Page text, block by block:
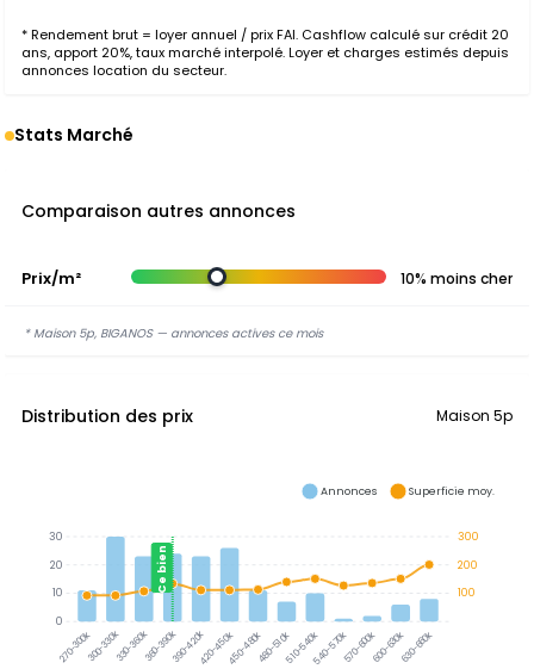
* Rendement brut = loyer annuel / prix FAI. Cashflow calculé sur crédit 20
ans, apport 20%, taux marché interpolé. Loyer et charges estimés depuis
annonces location du secteur.
Stats Marché
Comparaison autres annonces
Prix/m² 10% moins cher
* Maison 5p, BIGANOS — annonces actives ce mois
Distribution des prix Maison 5p
270-300k300-330k330-360k360-390k390-420k420-450k450-480k480-510k510-540k540-570k570-600k600-630k630-660k
Ce bien
300
200
100
30
20
10
0
Annonces Superficie moy.